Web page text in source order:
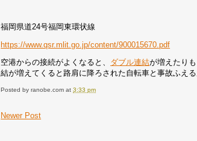
福岡県道24号福岡東環状線
https://www.qsr.mlit.go.jp/content/900015670.pdf
空港からの接続がよくなると、 ダブル連結が増えたり
結が増えてくると路肩に降ろされた自転車と事故ふえる
Posted byranobe.com at3:33 pm
Newer Post